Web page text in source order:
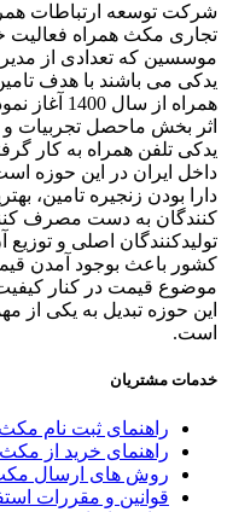
توسعه ارتباطات همراه
مکث همراه فعالیت خود
که تعدادی از مدیران
می باشند با هدف تامین
همراه از سال
بخش ماحصل تجربیات و
تلفن همراه به کار گرفته
ایران در این حوزه است
بودن زنجیره تامین، بهترین
به دست مصرف کنندگان
اصلی و توزیع
باعث بوجود آمدن قیمت
قیمت در کنار کیفیت
حوزه تبدیل به یکی از
مشتریان
راهنمای ثبت نام مکث
راهنمای خرید از مکث
روش های ارسال مکث
قوانین و مقررات